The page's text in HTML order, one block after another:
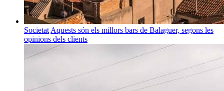
Societat Aquests són els millors bars de Balaguer, segons les
opinions dels clients